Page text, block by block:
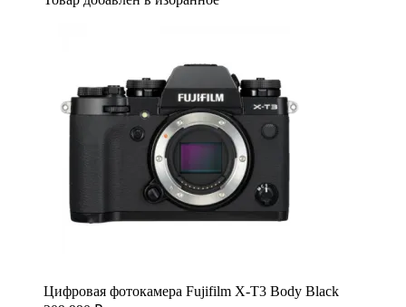
Цифровая фотокамера Fujifilm X-T3 Body Black